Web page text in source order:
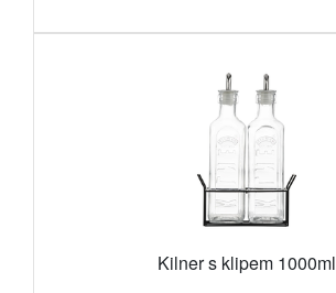
Kilner s klipem 1000ml